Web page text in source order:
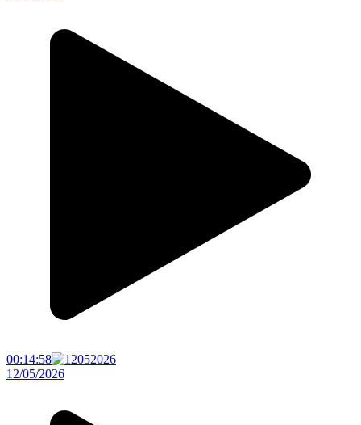
00:14:58
12/05/2026